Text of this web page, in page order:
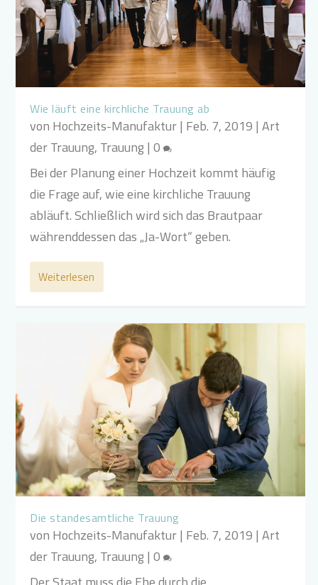
Wie läuft eine kirchliche Trauung ab
von Hochzeits-Manufaktur| Feb. 7, 2019 |Art
der Trauung, Trauung|0
Bei der Planung einer Hochzeit kommt häufig
die Frage auf, wie eine kirchliche Trauung
abläuft. Schließlich wird sich das Brautpaar
währenddessen das „Ja-Wort“ geben.
Weiterlesen
Die standesamtliche Trauung
von Hochzeits-Manufaktur| Feb. 7, 2019 |Art
der Trauung, Trauung|0